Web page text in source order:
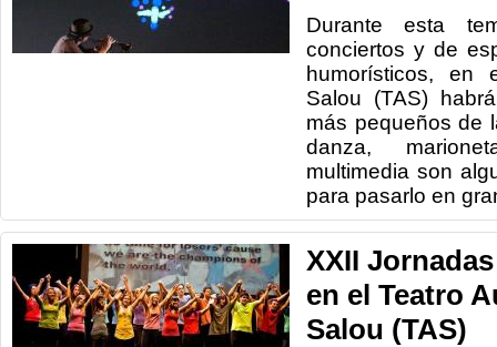
Durante esta
conciertos y de
humorísticos, en
Salou (TAS)
más pequeños de
danza,
multimedia son
para pasarlo en
XXII
en el Teatro
Salou (TAS)